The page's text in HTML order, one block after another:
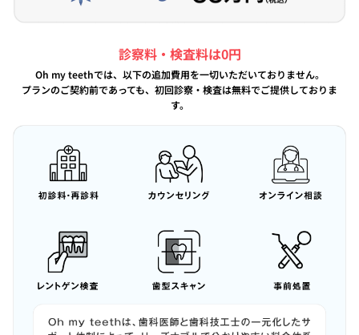
診察料・検査料は0円
Oh my teethでは、以下の追加費用を一切いただいておりません。
プランのご契約前であっても、初回診察・検査は無料でご提供しておりま
す。